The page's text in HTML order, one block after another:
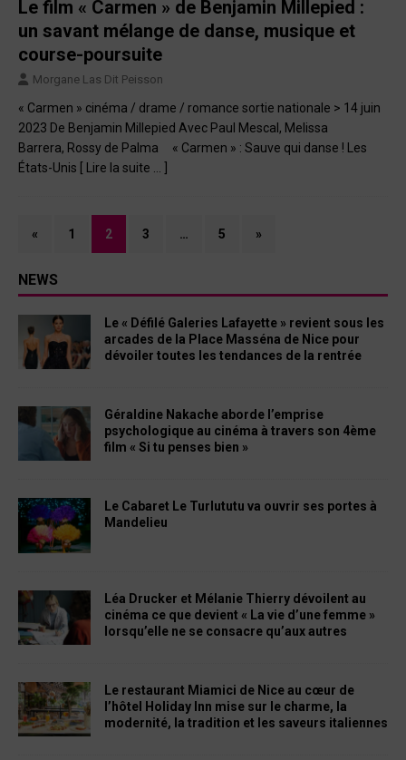
Le film « Carmen » de Benjamin Millepied :
un savant mélange de danse, musique et
course-poursuite
Morgane Las Dit Peisson
« Carmen » cinéma / drame / romance sortie nationale > 14 juin
2023 De Benjamin Millepied Avec Paul Mescal, Melissa
Barrera, Rossy de Palma « Carmen » : Sauve qui danse ! Les
États-Unis
[ Lire la suite … ]
« 1 2 3 … 5 »
NEWS
Le « Défilé Galeries Lafayette » revient sous les
arcades de la Place Masséna de Nice pour
dévoiler toutes les tendances de la rentrée
Géraldine Nakache aborde l’emprise
psychologique au cinéma à travers son 4ème
film « Si tu penses bien »
Le Cabaret Le Turlututu va ouvrir ses portes à
Mandelieu
Léa Drucker et Mélanie Thierry dévoilent au
cinéma ce que devient « La vie d’une femme »
lorsqu’elle ne se consacre qu’aux autres
Le restaurant Miamici de Nice au cœur de
l’hôtel Holiday Inn mise sur le charme, la
modernité, la tradition et les saveurs italiennes